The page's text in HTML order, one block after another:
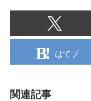
はてブ
関連記事